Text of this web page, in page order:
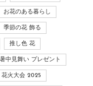
お花のある暮らし
季節の花 飾る
推し色 花
暑中見舞い プレゼント
花火大会 2025